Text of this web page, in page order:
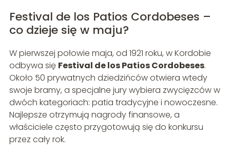
Festival de los Patios Cordobeses –
co dzieje się w maju?
W pierwszej połowie maja, od 1921 roku, w Kordobie
odbywa się Festival de los Patios Cordobeses.
Około 50 prywatnych dziedzińców otwiera wtedy
swoje bramy, a specjalne jury wybiera zwycięzców w
dwóch kategoriach: patia tradycyjne i nowoczesne.
Najlepsze otrzymują nagrody finansowe, a
właściciele często przygotowują się do konkursu
przez cały rok.